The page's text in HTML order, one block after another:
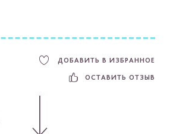
ДОБАВИТЬ В ИЗБРАННОЕ
ОСТАВИТЬ ОТЗЫВ